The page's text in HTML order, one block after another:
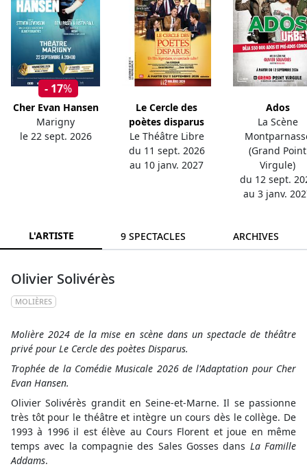
- 17%
Cher Evan Hansen
Marigny
le 22 sept. 2026
Le Cercle des
poètes disparus
Le Théâtre Libre
du 11 sept. 2026
au 10 janv. 2027
Ados
La Scène
(Grand Point
Virgule)
du 12 sept.
au 3 janv.
L'ARTISTE 9 SPECTACLES ARCHIVES
Olivier Solivérès
MOLIÈRES
Molière 2024 de la mise en scène dans un spectacle de théâtre
privé pour Le Cercle des poètes Disparus.
Trophée de la Comédie Musicale 2026 de l'Adaptation pour Cher
Evan Hansen.
Olivier Solivérès grandit en Seine-et-Marne. Il se passionne
très tôt pour le théâtre et intègre un cours dès le collège. De
1993 à 1996 il est élève au Cours Florent et joue en même
temps avec la compagnie des Sales Gosses dans La Famille
Addams.